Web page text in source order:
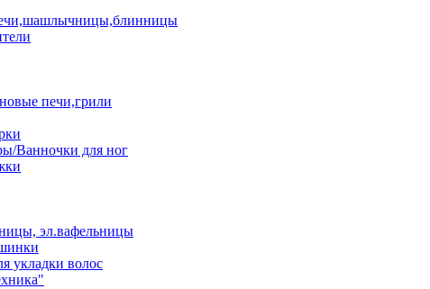
печи,грили
Ванночки для ног
эл.вафельницы
укладки волос